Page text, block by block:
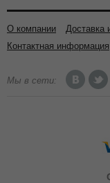
О компании Доставка
Контактная информация
Мы в сети: